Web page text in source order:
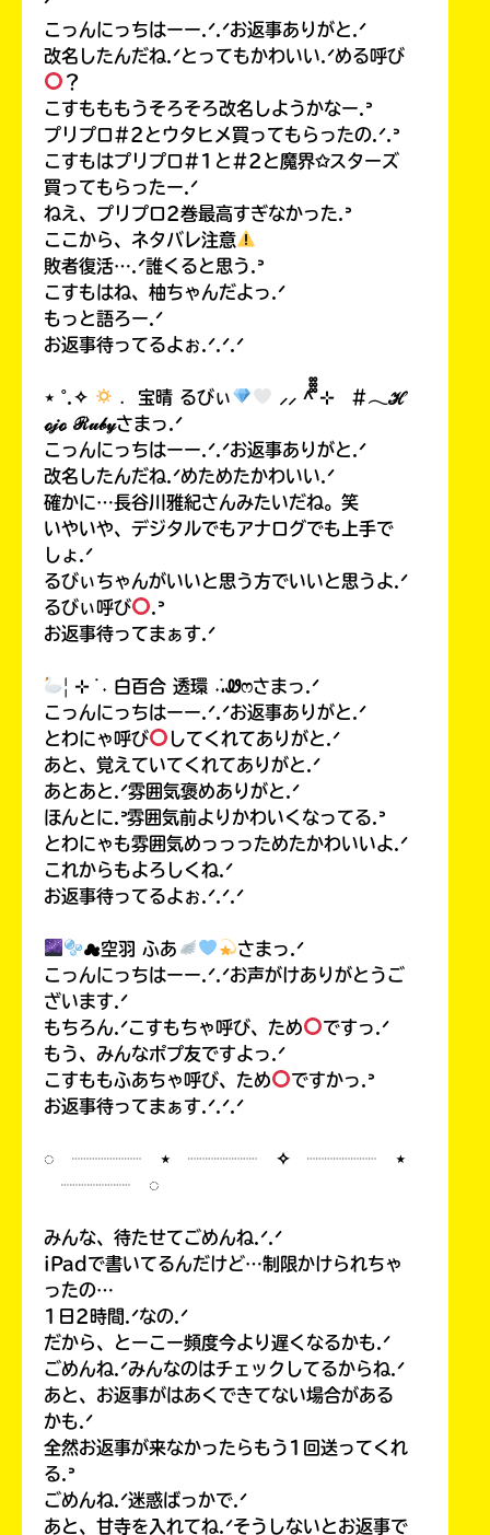
こっんにっちはーー.ᐟ.ᐟお返事ありがと.ᐟ
改名したんだね.ᐟとってもかわいい.ᐟめる呼び
？
こすもももうそろそろ改名しようかなー.ᐣ
プリプロ#2とウタヒメ買ってもらったの.ᐟ.ᐣ
こすもはプリプロ#1と#2と魔界✩スターズ
買ってもらったー.ᐟ
ねえ、プリプロ2巻最高すぎなかった.ᐣ
ここから、ネタバレ注意
敗者復活….ᐟ誰くると思う.ᐣ
こすもはね、柚ちゃんだよっ.ᐟ
もっと語ろー.ᐟ
お返事待ってるよぉ.ᐟ.ᐟ.ᐟ
⋆ ˚.✧ ﹒ 宝晴 るびぃ
⸝⸝ ^᪲᪲᪲ ⊹ #𓂃ℋ
ℴ𝒿ℴ ℛ𝓊𝒷𝓎さまっ.ᐟ
こっんにっちはーー.ᐟ.ᐟお返事ありがと.ᐟ
改名したんだね.ᐟめためたかわいい.ᐟ
確かに…長谷川雅紀さんみたいだね。笑
いやいや、デジタルでもアナログでも上手で
しょ.ᐟ
るびぃちゃんがいいと思う方でいいと思うよ.ᐟ
るびぃ呼び
.ᐣ
お返事待ってまぁす.ᐟ
| ⊹ ࣪ ˖ 白百合 透環 ˖࣪،Ꮺෆさまっ.ᐟ
こっんにっちはーー.ᐟ.ᐟお返事ありがと.ᐟ
とわにゃ呼び
してくれてありがと.ᐟ
あと、覚えていてくれてありがと.ᐟ
あとあと.ᐟ雰囲気褒めありがと.ᐟ
ほんとに.ᐣ雰囲気前よりかわいくなってる.ᐣ
とわにゃも雰囲気めっっっためたかわいいよ.ᐟ
これからもよろしくね.ᐟ
お返事待ってるよぉ.ᐟ.ᐟ.ᐟ
☁空羽 ふあ
さまっ.ᐟ
こっんにっちはーー.ᐟ.ᐟお声がけありがとうご
ざいます.ᐟ
もちろん.ᐟこすもちゃ呼び、ため
ですっ.ᐟ
もう、みんなポプ友ですよっ.ᐟ
こすももふあちゃ呼び、ため
ですかっ.ᐣ
お返事待ってまぁす.ᐟ.ᐟ.ᐟ
◌ ┈┈┈┈ ⋆ ┈┈┈┈ ✧ ┈┈┈┈ ⋆
┈┈┈┈ ◌
みんな、待たせてごめんね.ᐟ.ᐟ
iPadで書いてるんだけど…制限かけられちゃ
ったの…
1日2時間.ᐟなの.ᐟ
だから、とーこー頻度今より遅くなるかも.ᐟ
ごめんね.ᐟみんなのはチェックしてるからね.ᐟ
あと、お返事がはあくできてない場合がある
かも.ᐟ
全然お返事が来なかったらもう1回送ってくれ
る.ᐣ
ごめんね.ᐟ迷惑ばっかで.ᐟ
あと、甘寺を入れてね.ᐟそうしないとお返事で